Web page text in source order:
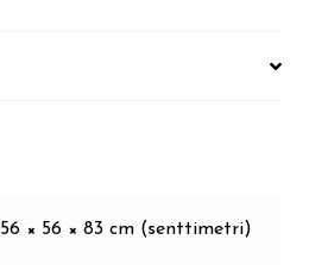
56 × 56 × 83 cm (senttimetri)